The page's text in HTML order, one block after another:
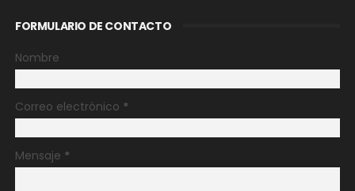
FORMULARIO DE CONTACTO
Nombre
Correo electrónico *
Mensaje *